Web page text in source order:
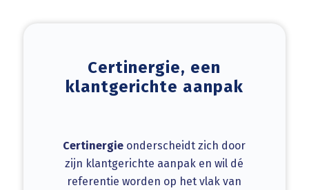
Certinergie, een
klantgerichte aanpak
Certinergie onderscheidt zich door
zijn klantgerichte aanpak en wil dé
referentie worden op het vlak van